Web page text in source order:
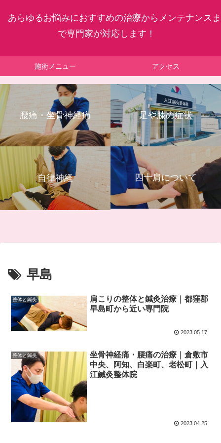
あらゆるお悩みにおすすめの治療からメンテナンスま
で専門家が対応します！
施術メニュー アクセス
腰痛・坐骨神経痛 足や膝の症状
自律神経 四十肩について
早島
整体と鍼灸
肩こりの整体と鍼灸治療｜都窪郡
早島町から近い専門院
2023.05.17
整体と鍼灸
坐骨神経痛・腰痛の治療｜倉敷市
中央、阿知、白楽町、老松町｜入
江鍼灸整体院
2023.04.25